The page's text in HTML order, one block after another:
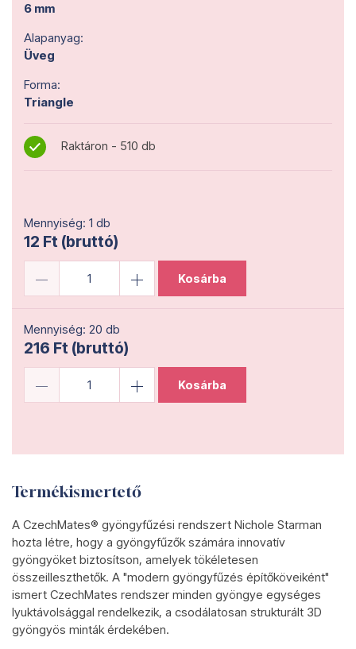
6 mm
Alapanyag:
Üveg
Forma:
Triangle
Raktáron - 510 db
Mennyiség: 1 db
12 Ft (bruttó)
Kosárba
Mennyiség: 20 db
216 Ft (bruttó)
Kosárba
Termékismertető
A CzechMates® gyöngyfűzési rendszert Nichole Starman
hozta létre, hogy a gyöngyfűzők számára innovatív
gyöngyöket biztosítson, amelyek tökéletesen
összeilleszthetők. A "modern gyöngyfűzés építőköveiként"
ismert CzechMates rendszer minden gyöngye egységes
lyuktávolsággal rendelkezik, a csodálatosan strukturált 3D
gyöngyös minták érdekében.